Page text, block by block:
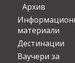
Архив
материали
Дестинации
Ваучери за